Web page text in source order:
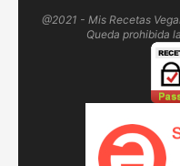
@2021 - Mis Recetas
Queda prohibida